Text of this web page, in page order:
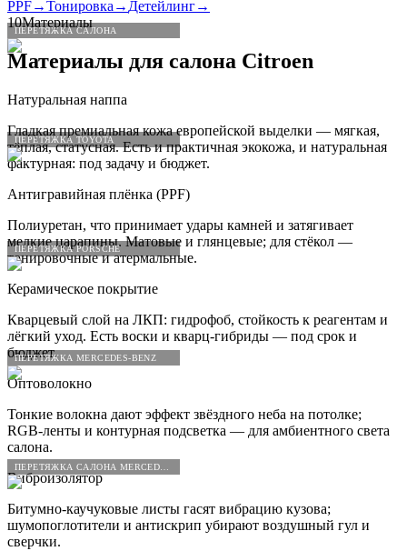
ПЕРЕТЯЖКА САЛОНА
ПЕРЕТЯЖКА TOYOTA
ПЕРЕТЯЖКА PORSCHE
ПЕРЕТЯЖКА MERCEDES-BENZ
PPF→Тонировка→Детейлинг→
10Материалы
Материалы для салона Citroen
Натуральная наппа
Гладкая премиальная кожа европейской выделки — мягкая,
тёплая, статусная. Есть и практичная экокожа, и натуральная
фактурная: под задачу и бюджет.
Антигравийная плёнка (PPF)
Полиуретан, что принимает удары камней и затягивает
мелкие царапины. Матовые и глянцевые; для стёкол —
тонировочные и атермальные.
Керамическое покрытие
Кварцевый слой на ЛКП: гидрофоб, стойкость к реагентам и
лёгкий уход. Есть воски и кварц-гибриды — под срок и
бюджет.
Оптоволокно
Тонкие волокна дают эффект звёздного неба на потолке;
RGB-ленты и контурная подсветка — для амбиентного света
салона.
Виброизолятор
Битумно-каучуковые листы гасят вибрацию кузова;
шумопоглотители и антискрип убирают воздушный гул и
сверчки.